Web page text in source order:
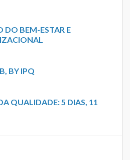
DO BEM-ESTAR E
BY IPQ
QUALIDADE: 5 DIAS, 11